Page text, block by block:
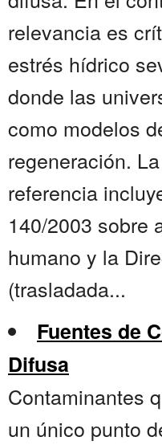
relevancia es
estrés hídrico
donde las
como modelos
regeneración.
referencia
140/2003 sobre
humano y la
(trasladada...
Fuentes de
Difusa
Contaminantes
un único punto